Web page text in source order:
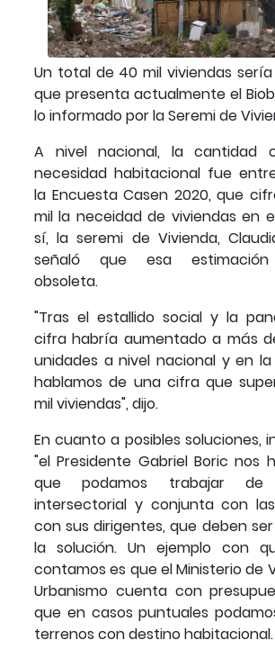
Un total de 40 mil viviendas
que presenta actualmente el
lo informado por la Seremi de
A nivel nacional, la cantidad
necesidad habitacional fue
la Encuesta Casen 2020, que
mil la neceidad de viviendas en
sí, la seremi de Vivienda,
señaló que esa
obsoleta.
"Tras el estallido social y la
cifra habría aumentado a más
unidades a nivel nacional y en
hablamos de una cifra que
mil viviendas", dijo.
En cuanto a posibles soluciones,
"el Presidente Gabriel Boric nos
que podamos trabajar de
intersectorial y conjunta con
con sus dirigentes, que deben
la solución. Un ejemplo con
contamos es que el Ministerio de
Urbanismo cuenta con
que en casos puntuales
terrenos con destino habitacional.